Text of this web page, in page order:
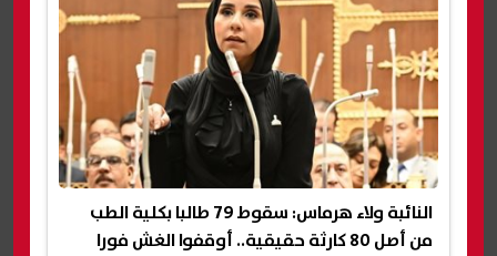
النائبة ولاء هرماس: سقوط 79 طالبا بكلية الطب
من أصل 80 كارثة حقيقية.. أوقفوا الغش فورا